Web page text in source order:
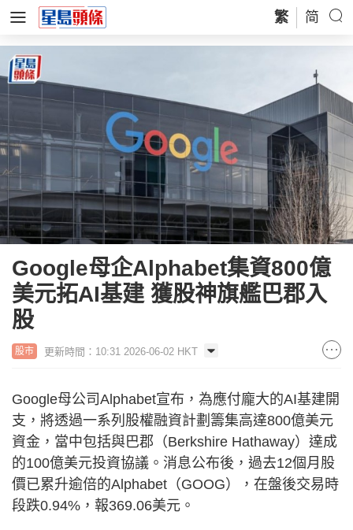
繁 简
Google母企Alphabet集資800億
美元拓AI基建 獲股神旗艦巴郡入
股
股市 更新時間：10:31 2026-06-02 HKT
Google母公司Alphabet宣布，為應付龐大的AI基建開
支，將透過一系列股權融資計劃籌集高達800億美元
資金，當中包括與巴郡（Berkshire Hathaway）達成
的100億美元投資協議。消息公布後，過去12個月股
價已累升逾倍的Alphabet（GOOG），在盤後交易時
段跌0.94%，報369.06美元。